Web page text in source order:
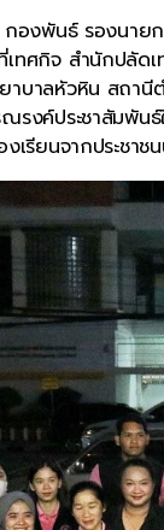
องพันธ์ รองนาย
เทศกิจ สำนักปลั
บาลหัวหิน สถา
ณรงค์ประชาสัมพั
เรียนจากประชา